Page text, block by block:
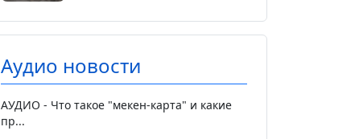
Аудио новости
АУДИО - Что такое "мекен-карта" и какие
пр...